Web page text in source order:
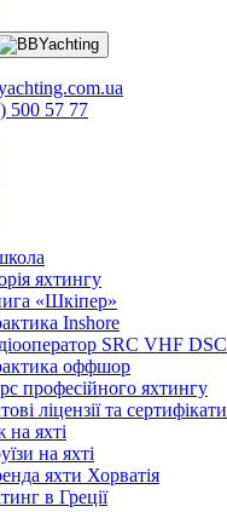
500 57 77
яхтингу
«Шкіпер»
Inshore
SRC VHF DSC
оффшор
професійного яхтингу
ліцензії та сертифікати
яхті
на яхті
яхти Хорватія
в Греції